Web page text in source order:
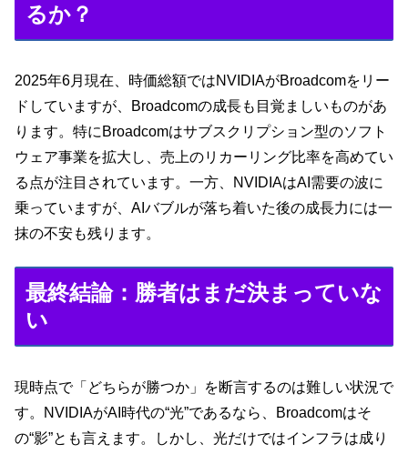
るか？
2025年6月現在、時価総額ではNVIDIAがBroadcomをリー
ドしていますが、Broadcomの成長も目覚ましいものがあ
ります。特にBroadcomはサブスクリプション型のソフト
ウェア事業を拡大し、売上のリカーリング比率を高めてい
る点が注目されています。一方、NVIDIAはAI需要の波に
乗っていますが、AIバブルが落ち着いた後の成長力には一
抹の不安も残ります。
最終結論：勝者はまだ決まっていな
い
現時点で「どちらが勝つか」を断言するのは難しい状況で
す。NVIDIAがAI時代の“光”であるなら、Broadcomはそ
の“影”とも言えます。しかし、光だけではインフラは成り